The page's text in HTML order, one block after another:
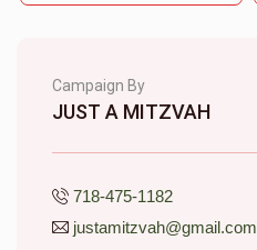
Campaign By
JUST A MITZVAH
718-475-1182
justamitzvah@gmail.com